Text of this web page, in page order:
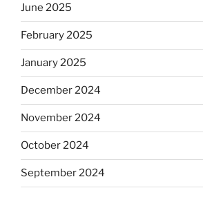
June 2025
February 2025
January 2025
December 2024
November 2024
October 2024
September 2024